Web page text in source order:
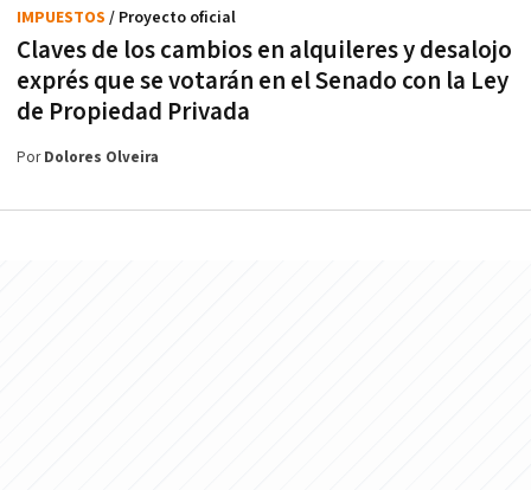
Claves de los cambios en alquileres y desalojo
exprés que se votarán en el Senado con la Ley
de Propiedad Privada
IMPUESTOS / Proyecto oficial
PorDolores Olveira